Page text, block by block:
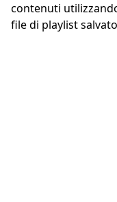
contenuti
file di playlist